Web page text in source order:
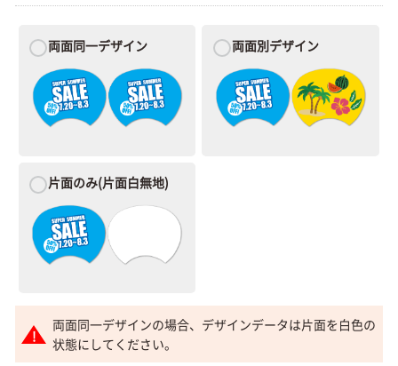
両面同一デザイン 両面別デザイン
片面のみ(片面白無地)
両面同一デザインの場合、デザインデータは片面を白色の
状態にしてください。